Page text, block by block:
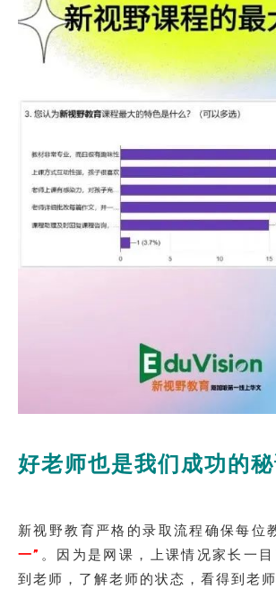
好老师也是我们成功的
新视野教育严格的录取流程确保每位
一” 。因为是网课，上课情况家长一
到老师，了解老师的状态，看得到老